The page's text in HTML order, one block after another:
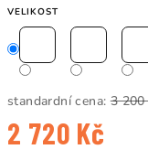
VELIKOST
standardní cena: 3 200
2 720 Kč